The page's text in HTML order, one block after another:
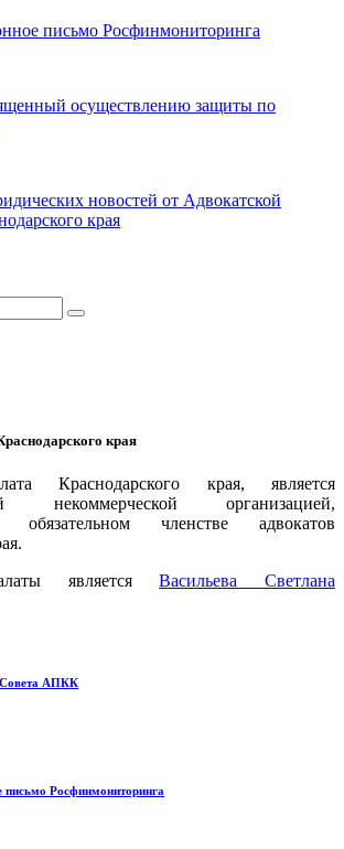
письмо Росфинмониторинга
осуществлению защиты по
новостей от Адвокатской
края
края
Краснодарского края, является
некоммерческой организацией,
членстве адвокатов
являетсяВаcильева Светлана
Совета АПКК
Росфинмониторинга